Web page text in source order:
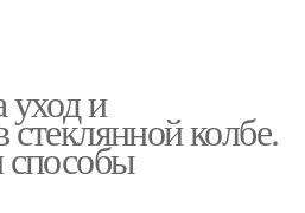
и
колбе.
способы